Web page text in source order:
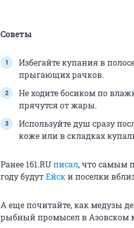
Советы
Избегайте купания в
прыгающих рачков.
Не ходите босиком по
прячутся от жары.
Используйте душ сразу
коже или в складках
Ранее 161.RUписал, что самым
году будутЕйски поселки
А еще почитайте, как медузы
рыбный промысел в Азовском